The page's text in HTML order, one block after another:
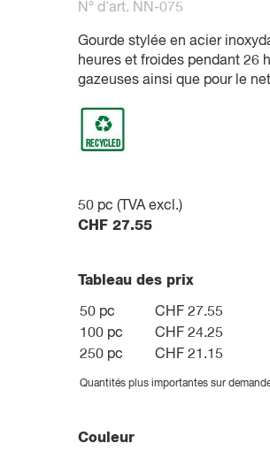
N° d'art. NN-075
Gourde stylée en acier
heures et froides pendant 26
gazeuses ainsi que pour le
50 pc (TVA excl.)
CHF 27.55
Tableau des prix
50 pc
CHF 27.55
100 pc
CHF 24.25
250 pc
CHF 21.15
Quantités plus importantes sur
Couleur